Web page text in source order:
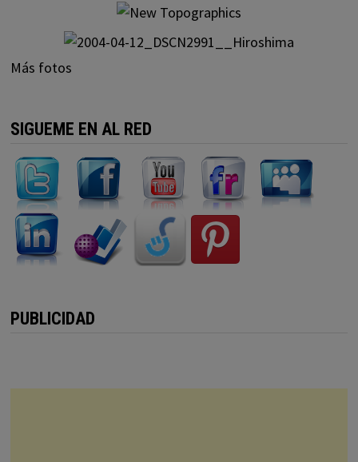
Más fotos
SIGUEME EN AL RED
PUBLICIDAD